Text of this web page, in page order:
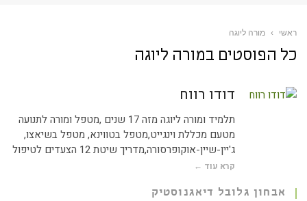
› מורה ליוגה
הפוסטים במורה ליוגה
דודו רווח
תלמיד ומורה ליוגה מזה 17 שנים ,מטפל ומורה לתנועה
מטעם מכללת וינגייט,מטפל בטווינא, מטפל בשיאצו,
ג'יין-שיין-אוקופרסורה,מדריך שיטת 12 הצעדים לטיפול
קרא עוד ←
אבחון גלובל דיאגנוסטיק